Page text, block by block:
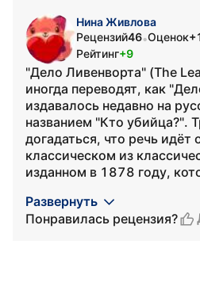
Нина Живлова
Рецензий46•Оценок
Рейтинг+9
"Дело Ливенворта" (The
иногда переводят, как
издавалось недавно на
названием "Кто убийца?".
догадаться, что речь идёт
классическом из
изданном в 1878 году,
Развернуть
Понравилась рецензия?